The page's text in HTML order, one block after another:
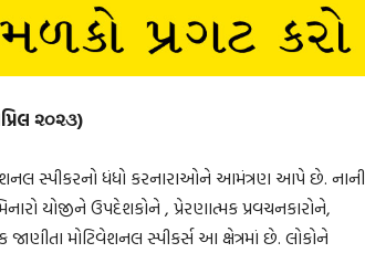
૨૦૨૩)
સ્પીકરનો ધંધો કરનારાઓને આમંત્રણ આપે છે. નાની
યોજીને ઉપદેશકોને , પ્રેરણાત્મક પ્રવચનકારોને,
મોટિવેશનલ સ્પીકર્સ આ ક્ષેત્રમાં છે. લોકોને